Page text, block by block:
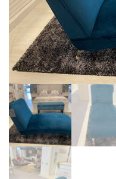
BIBLIOTHÈQUE
TABLE BASSE
FAUTEUILS
CANAPÉS
SALLES À MANGER
CHAISES
TABLES
BAHUT
LITERIE